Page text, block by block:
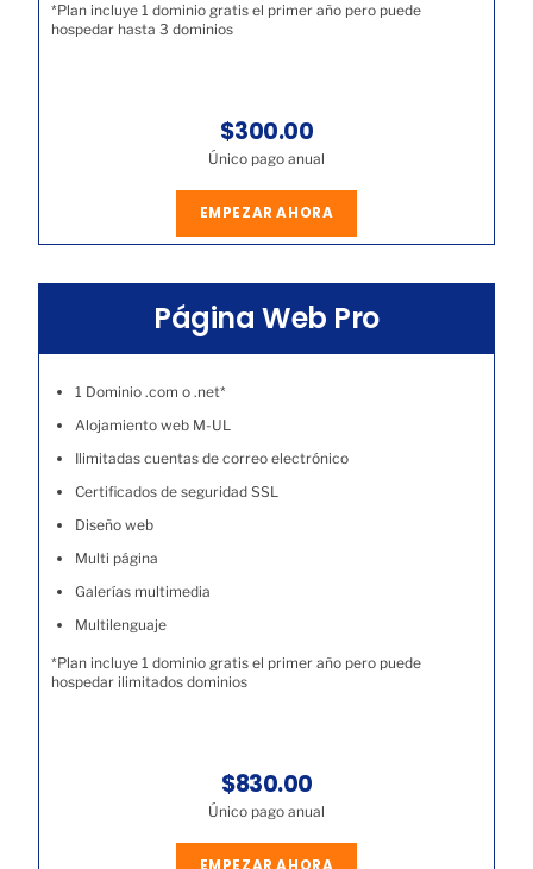
*Plan incluye 1 dominio gratis el primer año pero puede
hospedar hasta 3 dominios
$300.00
Único pago anual
EMPEZAR AHORA
Página Web Pro
1 Dominio .com o .net*
Alojamiento web M-UL
Ilimitadas cuentas de correo electrónico
Certificados de seguridad SSL
Diseño web
Multi página
Galerías multimedia
Multilenguaje
*Plan incluye 1 dominio gratis el primer año pero puede
hospedar ilimitados dominios
$830.00
Único pago anual